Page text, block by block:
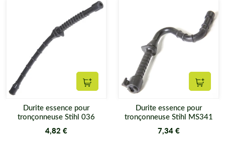
Ajouter au panier
Durite essence pour
tronçonneuse Stihl 036
4,82 €
Durite essence pour
tronçonneuse Stihl MS341
7,34 €